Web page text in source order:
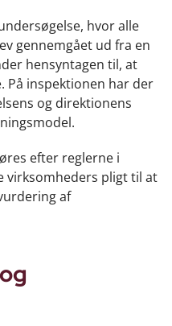
hvor alle
gennemgået ud fra en
hensyntagen til, at
På inspektionen har der
og direktionens
efter reglerne i
virksomheders pligt til at
af